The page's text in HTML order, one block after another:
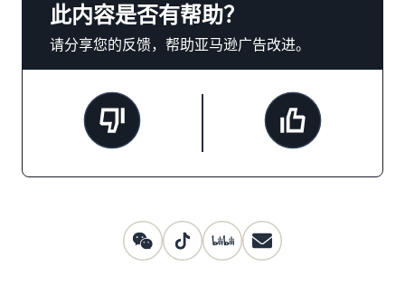
此内容是否有帮助？
请分享您的反馈，帮助亚马逊广告改进。